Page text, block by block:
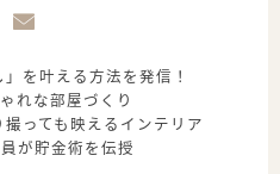
を叶える方法を発信！
れな部屋づくり
っても映えるインテリア
が貯金術を伝授